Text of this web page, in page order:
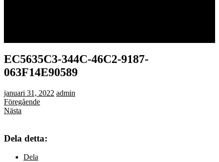
EC5635C3-344C-46C2-9187-
063F14E90589
januari 31, 2022 admin
Föregående
Nästa
Dela detta:
Dela